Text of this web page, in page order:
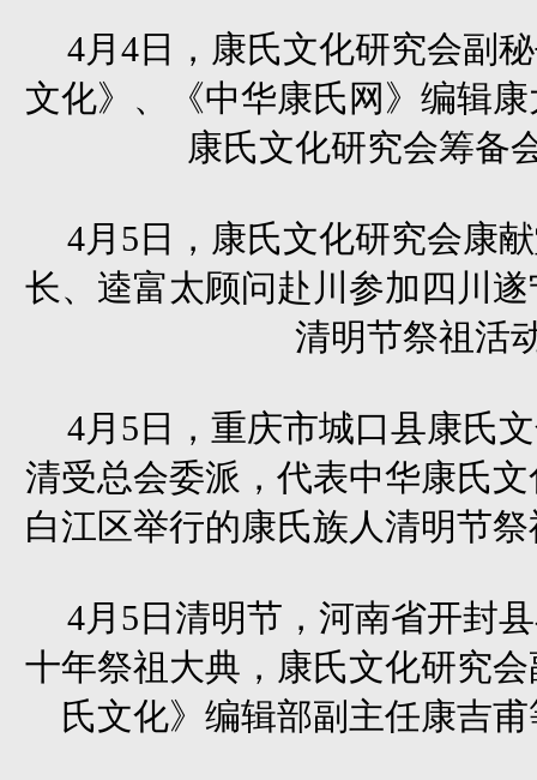
4月4日，康氏文化研究会副
文化》、《中华康氏网》编辑
康氏文化研究会筹备
4月5日，康氏文化研究会康
长、逵富太顾问赴川参加四川
清明节祭祖活
4月5日，重庆市城口县康氏
清受总会委派，代表中华康氏
白江区举行的康氏族人清明节
4月5日清明节，河南省开封
十年祭祖大典，康氏文化研究
氏文化》编辑部副主任康吉